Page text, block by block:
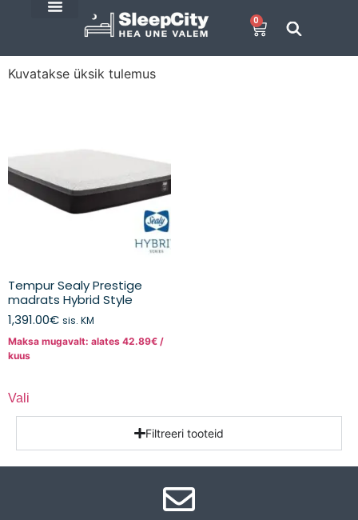
0
Kuvatakse üksik tulemus
Tempur Sealy Prestige
madrats Hybrid Style
1,391.00€ sis. KM
Maksa mugavalt: alates 42.89€ /
kuus
Vali
Filtreeri tooteid